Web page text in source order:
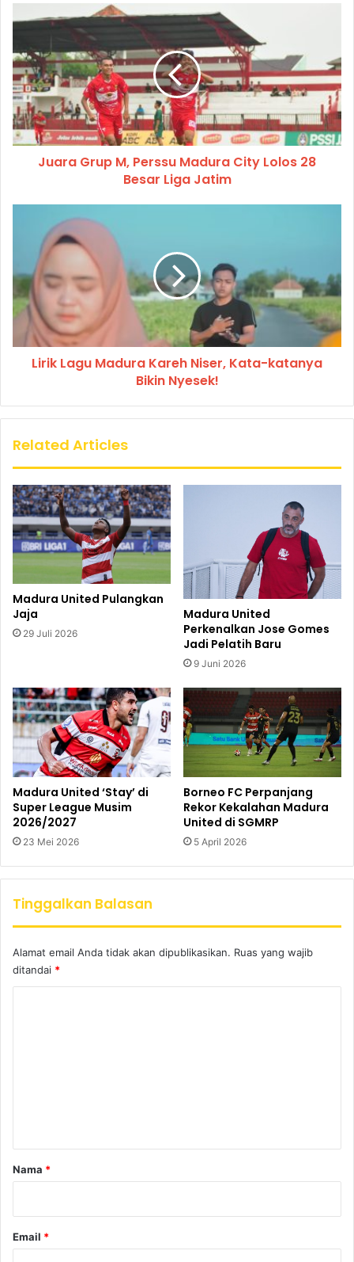
Juara Grup M, Perssu Madura City Lolos 28
Besar Liga Jatim
Lirik Lagu Madura Kareh Niser, Kata-katanya
Bikin Nyesek!
Related Articles
Madura United Pulangkan
Jaja
29 Juli 2026
Madura United
Perkenalkan Jose Gomes
Jadi Pelatih Baru
9 Juni 2026
Madura United ‘Stay’ di
Super League Musim
2026/2027
23 Mei 2026
Borneo FC Perpanjang
Rekor Kekalahan Madura
United di SGMRP
5 April 2026
Tinggalkan Balasan
Alamat email Anda tidak akan dipublikasikan. Ruas yang wajib
ditandai *
rNama *
Email *